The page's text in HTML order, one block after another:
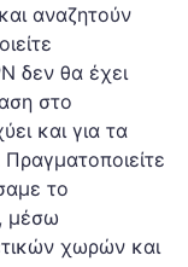
αναζητούν
δεν θα έχει
στο
και για τα
το
μέσω
χωρών και